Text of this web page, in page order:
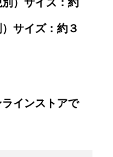
サイズ：約３
インストアで